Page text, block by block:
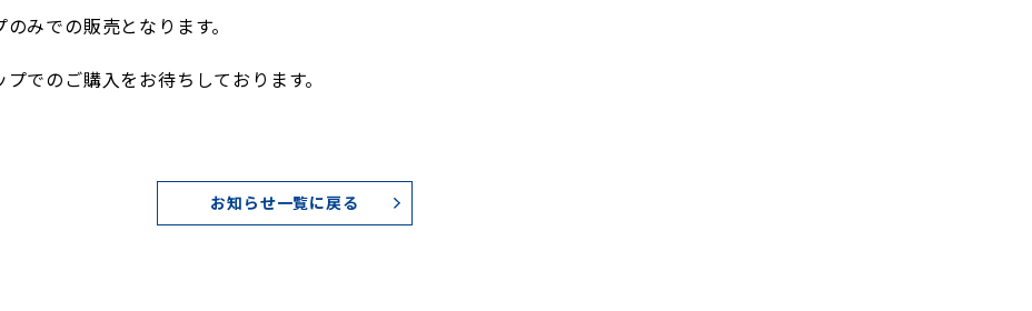
みでの販売となります。
でのご購入をお待ちしております。
お知らせ一覧に戻る